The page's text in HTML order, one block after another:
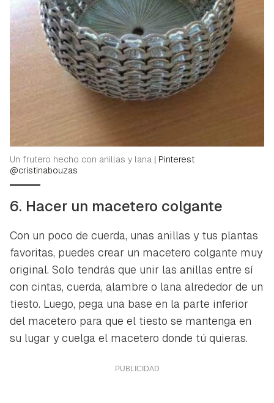
Un frutero hecho con anillas y lana | Pinterest
@cristinabouzas
6. Hacer un macetero colgante
Con un poco de cuerda, unas anillas y tus plantas
favoritas, puedes crear un macetero colgante muy
original. Solo tendrás que unir las anillas entre sí
con cintas, cuerda, alambre o lana alrededor de un
tiesto. Luego, pega una base en la parte inferior
del macetero para que el tiesto se mantenga en
su lugar y cuelga el macetero donde tú quieras.